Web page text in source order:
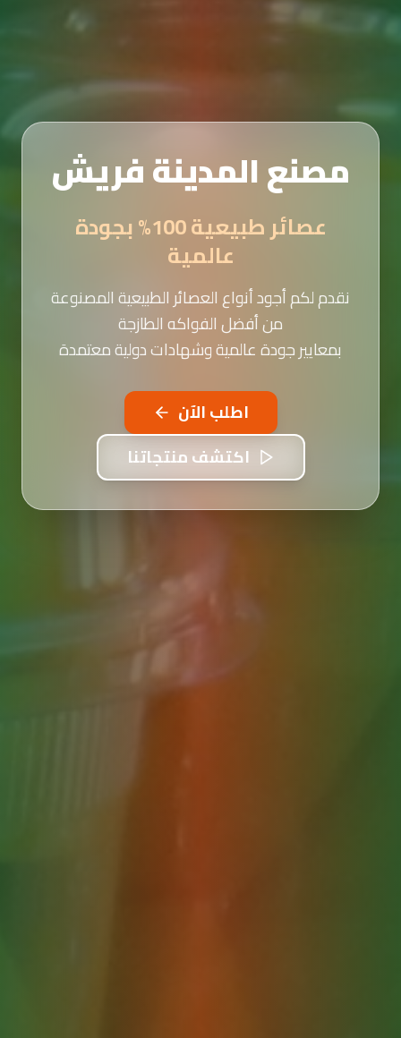
مصنع المدينة فريش
عصائر طبيعية 100% بجودة
عالمية
نقدم لكم أجود أنواع العصائر الطبيعية المصنوعة
من أفضل الفواكه الطازجة
بمعايير جودة عالمية وشهادات دولية معتمدة
اطلب الآن
اكتشف منتجاتنا